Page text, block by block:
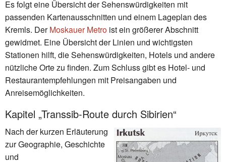
Es folgt eine Übersicht der Sehenswürdigkeiten mit
passenden Kartenausschnitten und einem Lageplan des
Kremls. DerMoskauer Metro ist ein größerer Abschnitt
gewidmet. Eine Übersicht der Linien und wichtigsten
Stationen hilft, die Sehenswürdigkeiten, Hotels und andere
nützliche Orte zu finden. Zum Schluss gibt es Hotel- und
Restaurantempfehlungen mit Preisangaben und
Anreisemöglichkeiten.
Kapitel „Transsib-Route durch Sibirien“
Nach der kurzen Erläuterung
zur Geographie, Geschichte
und